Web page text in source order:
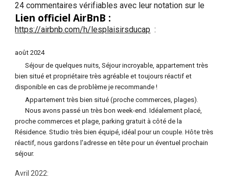
24 commentaires vérifiables avec leur notation sur le
Lien officiel AirBnB :
https://airbnb.com/h/lesplaisirsducap :
août 2024
Séjour de quelques nuits, Séjour incroyable, appartement très
bien situé et propriétaire très agréable et toujours réactif et
disponible en cas de problème je recommande !
Appartement très bien situé (proche commerces, plages).
Nous avons passé un très bon week-end. Idéalement placé,
proche commerces et plage, parking gratuit à côté de la
Résidence. Studio très bien équipé, idéal pour un couple. Hôte très
réactif, nous gardons l'adresse en tête pour un éventuel prochain
séjour.
Avril 2022: